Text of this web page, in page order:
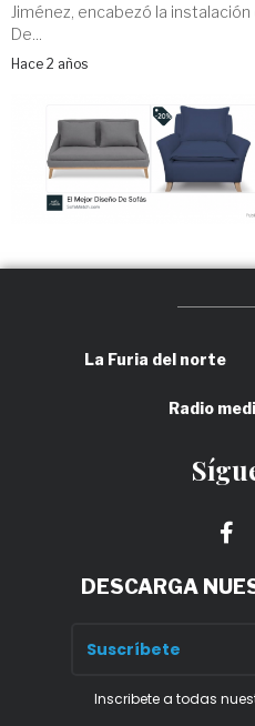
Jiménez, encabezó la
De...
Hace 2 años
La Furia del norte
Radio
DESCARGA
Inscribete a todas